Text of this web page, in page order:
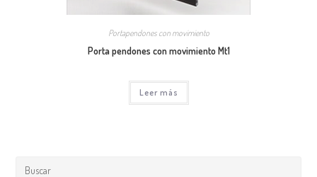
Portapendones con movimiento
Porta pendones con movimiento Mt1
Leer más